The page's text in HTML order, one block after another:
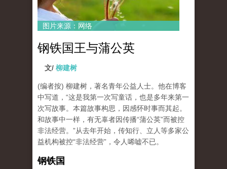
图片来源：网络
钢铁国王与蒲公英
文/ 柳建树
(编者按) 柳建树，著名青年公益人士。他在博客
中写道，“这是我第一次写童话，也是多年来第一
次写故事。本篇故事构思，因感怀时事而其起。
和故事中一样，有无辜者因传播“蒲公英”而被控
非法经营。”从去年开始，传知行、立人等多家公
益机构被控“非法经营”，令人唏嘘不已。
钢铁国